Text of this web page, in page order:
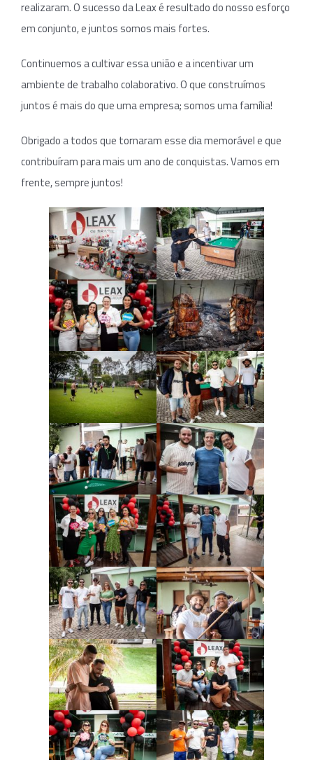
realizaram. O sucesso da Leax é resultado do nosso esforço
em conjunto, e juntos somos mais fortes.
Continuemos a cultivar essa união e a incentivar um
ambiente de trabalho colaborativo. O que construímos
juntos é mais do que uma empresa; somos uma família!
Obrigado a todos que tornaram esse dia memorável e que
contribuíram para mais um ano de conquistas. Vamos em
frente, sempre juntos!